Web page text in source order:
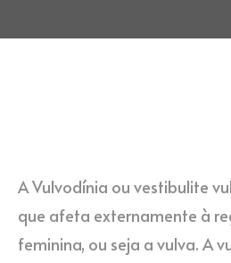
A Vulvodínia ou vestibulite
que afeta externamente à
feminina, ou seja a vulva. A